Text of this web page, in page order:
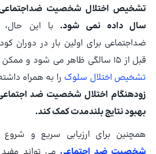
سال داده نمی شود. با این
ضداجتماعی برای اولین بار در دوران
قبل از 15 سالگی ظاهر می شود و ممکن است در آن زمان
تشخیص اختلال سلوک را به همراه
زودهنگام اختلال شخصیت ضد
بهبود نتایج بلندمدت کمک کند.
همچنین برای ارزیابی سریع و